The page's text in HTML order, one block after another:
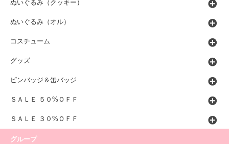
ぬいぐるみ（クッキー）
ぬいぐるみ（オル）
コスチューム
グッズ
ピンバッジ＆缶バッジ
ＳＡＬＥ ５０%ＯＦＦ
ＳＡＬＥ ３０%ＯＦＦ
グループ